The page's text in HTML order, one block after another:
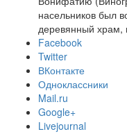
насельников был
деревянный храм,
Facebook
Twitter
ВКонтакте
Одноклассники
Mail.ru
Google+
Livejournal